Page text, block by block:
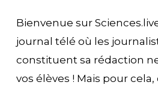
Bienvenue sur
journal télé où les
constituent sa rédaction
vos élèves ! Mais pour